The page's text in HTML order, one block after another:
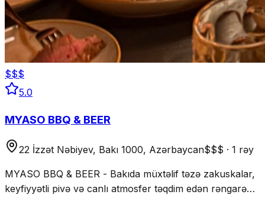
$$$
5.0
MYASO BBQ & BEER
22 İzzət Nəbiyev, Bakı 1000, Azərbaycan$$$ · 1 rəy
MYASO BBQ & BEER - Bakıda müxtəlif təzə zakuskalar,
keyfiyyətli pivə və canlı atmosfer təqdim edən rəngarəng